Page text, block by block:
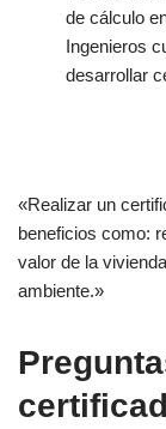
de cálculo
Ingenieros
desarrollar
«Realizar un
beneficios como:
valor de la
ambiente.»